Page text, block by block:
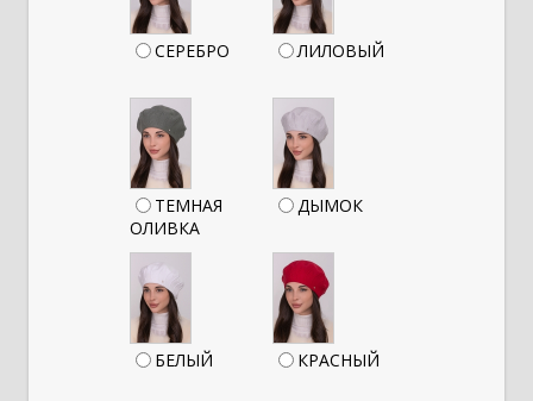
СЕРЕБРО ЛИЛОВЫЙ
ТЕМНАЯ
ОЛИВКА
ДЫМОК
БЕЛЫЙ КРАСНЫЙ